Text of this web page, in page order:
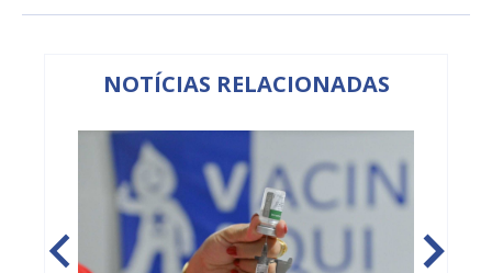
NOTÍCIAS RELACIONADAS